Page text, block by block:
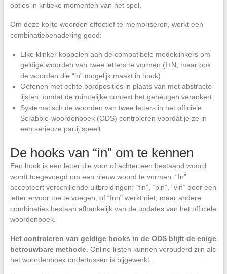
opties in kritieke momenten van het spel.
Om deze korte woorden effectief te memoriseren, werkt een
combinatiebenadering goed:
Elke klinker koppelen aan de compatibele medeklinkers om
geldige woorden van twee letters te vormen (I+N, maar ook
de woorden die “in” mogelijk maakt in hook)
Oefenen met echte bordposities in plaats van met abstracte
lijsten, omdat de ruimtelijke context het geheugen verankert
Systematisch de woorden van twee letters in het officiële
Scrabble-woordenboek (ODS) controleren voordat je ze in
een serieuze partij speelt
De hooks van “in” om te kennen
Een hook is een letter die voor of achter een bestaand woord
wordt toegevoegd om een nieuw woord te vormen. “In”
accepteert verschillende uitbreidingen: “fin”, “pin”, “vin” door een
letter ervoor toe te voegen, of “Inn” werkt niet, maar andere
combinaties bestaan afhankelijk van de updates van het officiële
woordenboek.
Het controleren van geldige hooks in de ODS blijft de enige
betrouwbare methode. Online lijsten kunnen verouderd zijn als
het woordenboek ondertussen is bijgewerkt.